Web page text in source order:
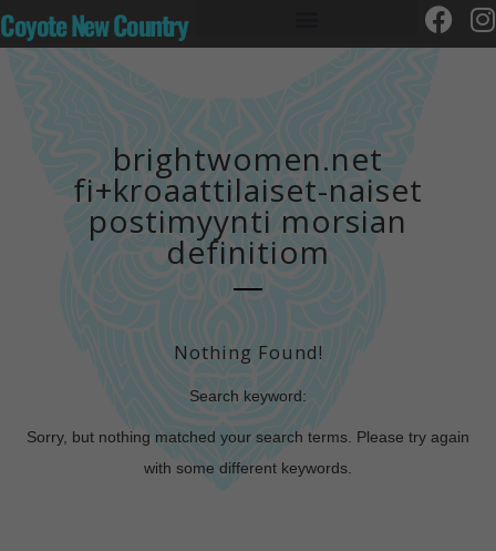
Coyote New Country
brightwomen.net
fi+kroaattilaiset-naiset
postimyynti morsian
definitiom
Nothing Found!
Search keyword:
Sorry, but nothing matched your search terms. Please try again
with some different keywords.